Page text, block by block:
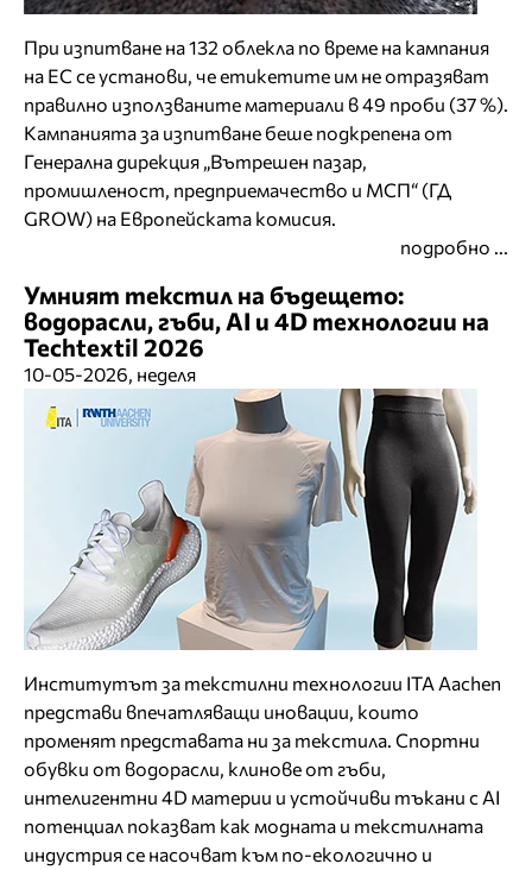
При изпитване на 132 облекла по време на кампания
на ЕС се установи, че етикетите им не отразяват
правилно използваните материали в 49 проби (37 %).
Кампанията за изпитване беше подкрепена от
Генерална дирекция „Вътрешен пазар,
промишленост, предприемачество и МСП“ (ГД
GROW) на Европейската комисия.
подробно ...
Умният текстил на бъдещето:
водорасли, гъби, AI и 4D технологии на
Techtextil 2026
10-05-2026, неделя
Институтът за текстилни технологии ITA Aachen
представи впечатляващи иновации, които
променят представата ни за текстила. Спортни
обувки от водорасли, клинове от гъби,
интелигентни 4D материи и устойчиви тъкани с AI
потенциал показват как модната и текстилната
индустрия се насочват към по-екологично и